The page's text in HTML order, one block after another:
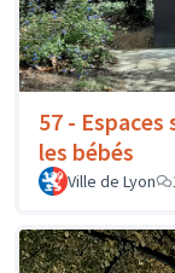
57 -
les bébés
Ville de Lyon